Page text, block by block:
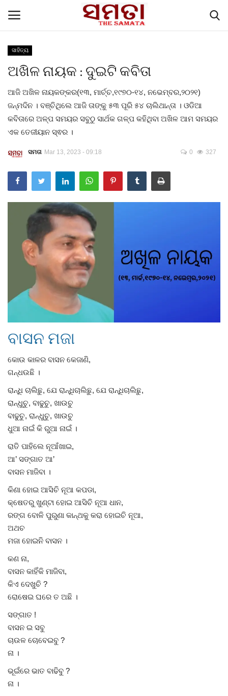
Home
Contacts
English Articles
ବିଶେଷ ପ୍ରସଙ୍ଗ
ମୁଖ୍ୟ ଖବର
Gallery
ସାହିତ୍ୟ
ସିନେମା
ସାହିତ୍ୟ
ଅଖିଳ ନାୟକ : ଦୁଇଟି କବିତା
ଆଜି ଅଖିଳ ନାୟକଙ୍କର(୧୩, ମାର୍ଚ୍ଚ,୧୯୭୦-୧୪, ନଭେମ୍ବର,୨୦୨୧)
ଜନ୍ମଦିନ । ବଞ୍ଚିଥିଲେ ଆଜି ତାଙ୍କୁ ୫୩ ପୂରି ୫୪ ଚାଲିଥାନ୍ତା । ଓଡିଆ
କବିତାରେ ଅଳ୍ପ ସମୟର ସବୁଠୁ ସାର୍ଥକ ଗଳ୍ପ କହିଥିବା ଅଖିଳ ଆମ ସମୟର
ଏକ ତେଜୀୟାନ ସ୍ଵର ।
ସମତା Mar 13, 2023 - 09:18 0 327
ବାସନ ମଜା
କୋଉ କାଳର ବାସନ କେଜାଣି,
ଗନ୍ଧଉଛି ।
ରାନ୍ଧି ଚାଲିଛୁ, ଯେ ରାନ୍ଧିଚାଲିଛୁ, ଯେ ରାନ୍ଧିଚାଲିଛୁ,
ରାନ୍ଧୁଚୁ, ବାଢୁଚୁ, ଖାଉଚୁ
ବାଢୁଚୁ, ରାନ୍ଧୁଚୁ, ଖାଉଚୁ
ଧୁଆ ନାଇଁ କି ରୁଆ ନାଇଁ ।
ରାତି ପାହିଲେ ନୂଆଁଖାଇ,
ଆ’ ସଙ୍ଗାତ ଆ’
ବାସନ ମାଜିବା ।
କିଣା ହୋଇ ଆସିଚି ନୂଆ କପଡା,
କ୍ଷେତରୁ ଖୁଣ୍ଟା ହୋଇ ଆସିଚି ନୂଆ ଧାନ,
ରଙ୍ଗ ବୋଳି ପୁରୁଣା କାନ୍ଥକୁ କରା ହୋଇଚି ନୂଆ,
ଅଥଚ
ମଜା ହୋଇନି ବାସନ ।
କଣ ନା,
ବାସନ କାହିଁକି ମାଜିବା,
କିଏ ଦେଖୁଚି ?
ରୋଷେଇ ଘରେ ତ ଅଛି ।
ସଙ୍ଗାତ !
ବାସନ ଇ ସବୁ
ଚାଉଳ ଚୋବେଇବୁ ?
ନା ।
ଭୂଇଁରେ ଭାତ ବାଢିବୁ ?
ନା ।